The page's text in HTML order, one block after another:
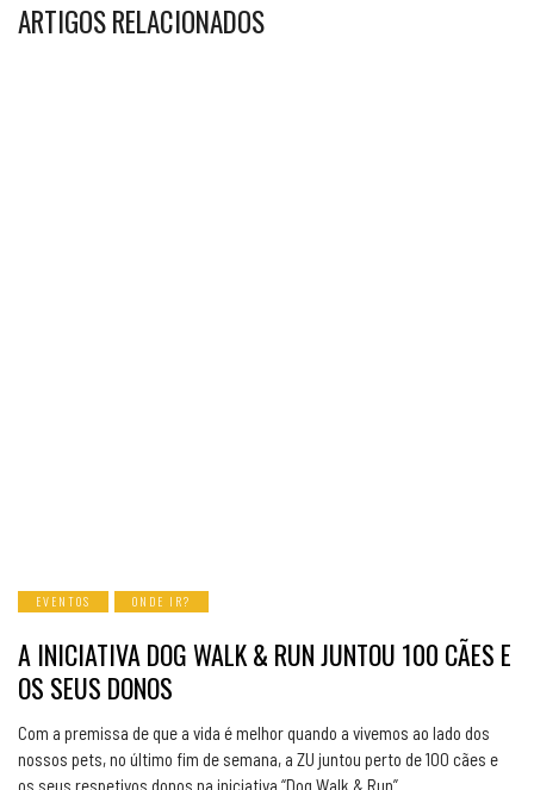
ARTIGOS RELACIONADOS
EVENTOS ONDE IR?
A INICIATIVA DOG WALK & RUN JUNTOU 100 CÃES E
OS SEUS DONOS
Com a premissa de que a vida é melhor quando a vivemos ao lado dos
nossos pets, no último fim de semana, a ZU juntou perto de 100 cães e
os seus respetivos donos na iniciativa “Dog Walk & Run”.